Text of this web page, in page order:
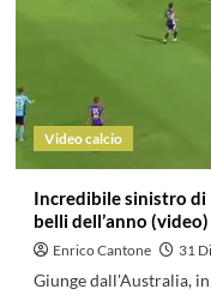
Video calcio
Incredibile sinistro di
belli dell’anno (video)
Enrico Cantone 31
Giunge dall'Australia,